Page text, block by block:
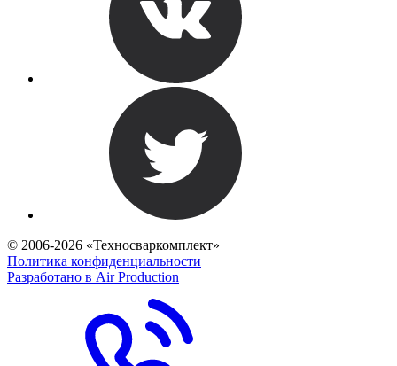
© 2006-2026 «Техносваркомплект»
Политика конфиденциальности
Разработано в Air Production